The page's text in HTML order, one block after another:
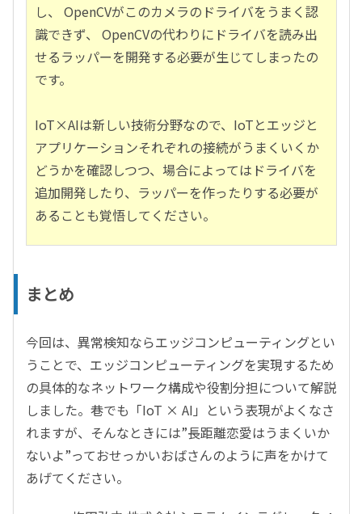
し、 OpenCVがこのカメラのドライバをうまく認
識できず、 OpenCVの代わりにドライバを読み出
せるラッパーを開発する必要が生じてしまったの
です。
IoT×AIは新しい技術分野なので、IoTとエッジと
アプリケーションそれぞれの接続がうまくいくか
どうかを確認しつつ、場合によってはドライバを
追加開発したり、ラッパーを作ったりする必要が
あることも覚悟してください。
まとめ
今回は、異常検知ならエッジコンピューティングとい
うことで、エッジコンピューティングを実現するため
の具体的なネットワーク構成や役割分担について解説
しました。巷でも「IoT × AI」という表現がよくなさ
れますが、そんなときには”長距離恋愛はうまくいか
ないよ”っておせっかいおばさんのように声をかけて
あげてください。